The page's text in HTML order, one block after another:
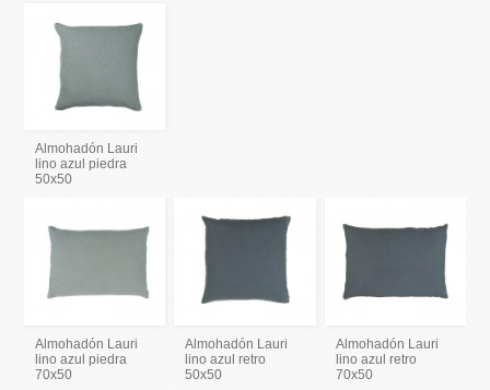
Almohadón Lauri
lino azul piedra
50x50
Almohadón Lauri
lino azul piedra
70x50
Almohadón Lauri
lino azul retro
50x50
Almohadón Lauri
lino azul retro
70x50